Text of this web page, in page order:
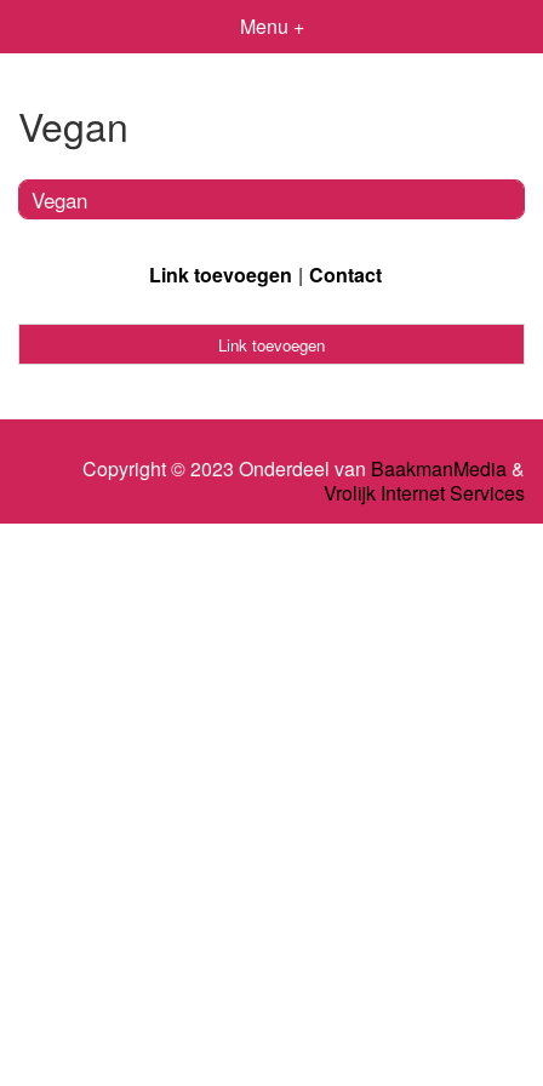
Menu +
Vegan
Vegan
Link toevoegen Contact
Link toevoegen
Copyright © 2023 Onderdeel van BaakmanMedia&
Vrolijk Internet Services